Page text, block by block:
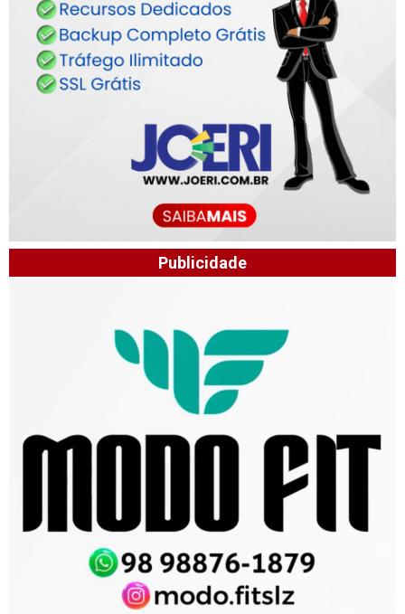
Publicidade